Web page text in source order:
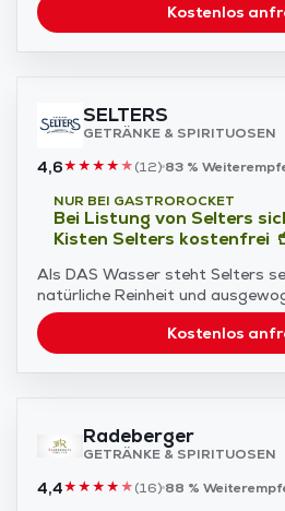
Kostenlos
SELTERS
GETRÄNKE & SPIRITUOSEN
4,6★★★★★(12)83 %
NUR BEI GASTROROCKET
Bei Listung von Selters
Kisten Selters kostenfrei
Als DAS Wasser steht Selters
natürliche Reinheit und
Kostenlos
Radeberger
GETRÄNKE & SPIRITUOSEN
4,4★★★★★(16)88 %